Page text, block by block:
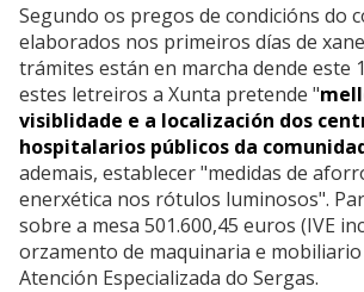
Segundo os pregos de condicións do
elaborados nos primeiros días de
trámites están en marcha dende este
estes letreiros a Xunta pretende "
visiblidade e a localización dos
hospitalarios públicos da
ademais, establecer "medidas de
enerxética nos rótulos luminosos".
sobre a mesa 501.600,45 euros (IVE
orzamento de maquinaria e
Atención Especializada do Sergas.